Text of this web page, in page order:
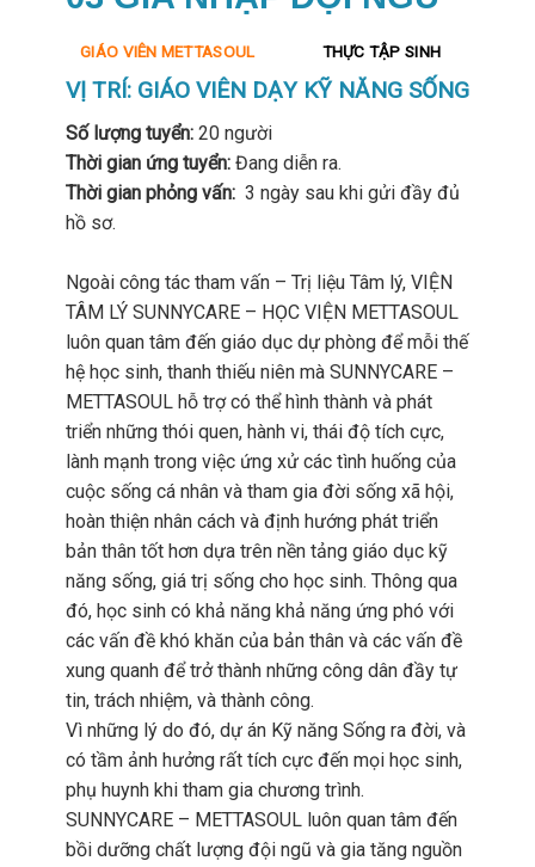
GIÁO VIÊN METTASOUL THỰC TẬP SINH
VỊ TRÍ: GIÁO VIÊN DẠY KỸ NĂNG SỐNG
Số lượng tuyển: 20 người
Thời gian ứng tuyển: Đang diễn ra.
Thời gian phỏng vấn: 3 ngày sau khi gửi đầy đủ
hồ sơ.
Ngoài công tác tham vấn – Trị liệu Tâm lý, VIỆN
TÂM LÝ SUNNYCARE – HỌC VIỆN METTASOUL
luôn quan tâm đến giáo dục dự phòng để mỗi thế
hệ học sinh, thanh thiếu niên mà SUNNYCARE –
METTASOUL hỗ trợ có thể hình thành và phát
triển những thói quen, hành vi, thái độ tích cực,
lành mạnh trong việc ứng xử các tình huống của
cuộc sống cá nhân và tham gia đời sống xã hội,
hoàn thiện nhân cách và định hướng phát triển
bản thân tốt hơn dựa trên nền tảng giáo dục kỹ
năng sống, giá trị sống cho học sinh. Thông qua
đó, học sinh có khả năng khả năng ứng phó với
các vấn đề khó khăn của bản thân và các vấn đề
xung quanh để trở thành những công dân đầy tự
tin, trách nhiệm, và thành công.
Vì những lý do đó, dự án Kỹ năng Sống ra đời, và
có tầm ảnh hưởng rất tích cực đến mọi học sinh,
phụ huynh khi tham gia chương trình.
SUNNYCARE – METTASOUL luôn quan tâm đến
bồi dưỡng chất lượng đội ngũ và gia tăng nguồn